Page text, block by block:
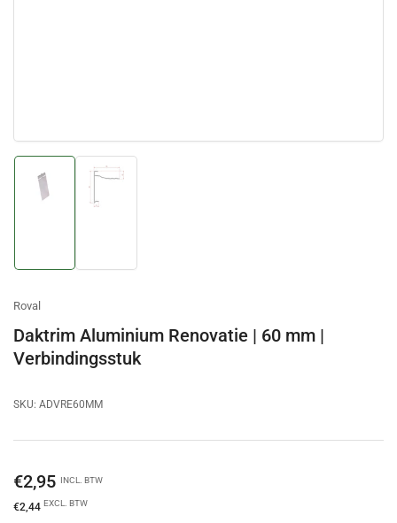
galerijweergavegalerijweergave
Roval
Daktrim Aluminium Renovatie | 60 mm |
Verbindingsstuk
SKU: ADVRE60MM
Normale
€2,95 INCL. BTW
€2,44 EXCL. BTW